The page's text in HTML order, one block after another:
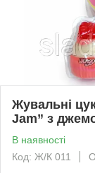
Жувальні
Jam” з
В наявності
Код: Ж/К 011